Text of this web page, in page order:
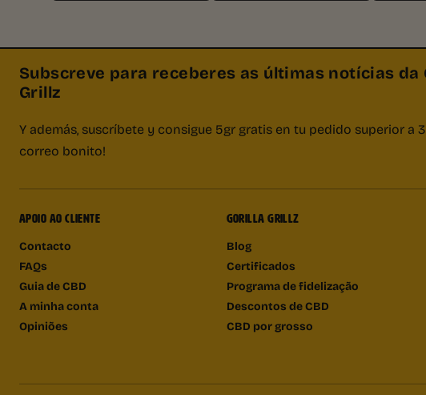
Subscreve para receberes as últimas notícias da
Grillz
Y además, suscríbete y consigue 5gr gratis en tu pedido superior a
correo bonito!
APOIO AO CLIENTE
Contacto
FAQs
Guia de CBD
A minha conta
Opiniões
GORILLA GRILLZ
Blog
Certificados
Programa de fidelização
Descontos de CBD
CBD por grosso